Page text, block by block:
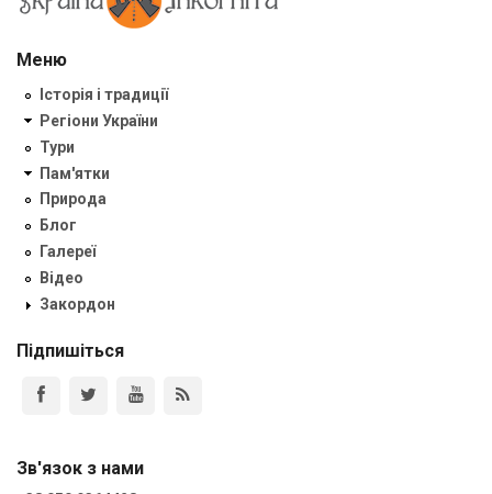
Меню
Історія і традиції
Регіони України
Тури
Пам'ятки
Природа
Блог
Галереї
Відео
Закордон
Підпишіться
Зв'язок з нами